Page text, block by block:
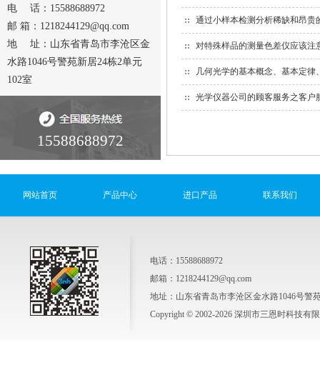
电 话：15588688972
邮 箱：1218244129@qq.com
地 址：山东省青岛市李沧区金
水路1046号警苑新居24栋2单元
102室
15588688972
通过小样本检测分析稀缺和昂贵
对特殊样品的测量色差仪应该注
几何光学的基本概念、基本定律
光学仪器公司的顾客服务之客户
网站首页 产品中心 进口产品 联系我们
电话：15588688972
邮箱：1218244129@qq.com
地址：山东省青岛市李沧区金水路1046号警
Copyright © 2002-2026 深圳市三恩时科技有